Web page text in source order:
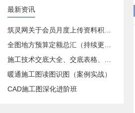
最新资讯
暖通施工图读图识图（案例实战）
CAD施工图深化进阶班